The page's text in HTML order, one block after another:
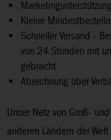
Kleine
Schneller Versand -
von 24 Stunden mit
gebracht
Abrechnung über
Unser Netz von Groß-
anderen Ländern der